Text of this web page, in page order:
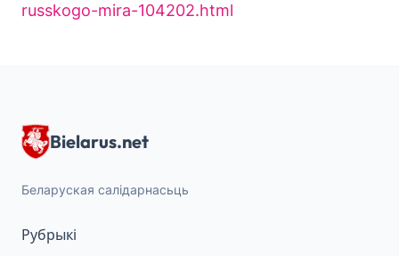
russkogo-mira-104202.html
Bielarus.net
Беларуская салідарнасьць
Рубрыкі